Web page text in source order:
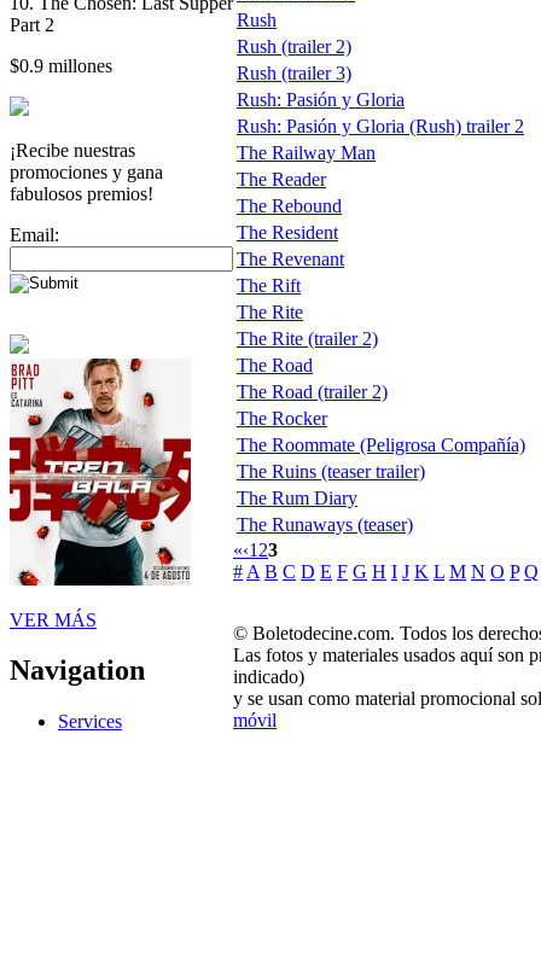
Part 2
$0.9 millones
¡Recibe nuestras
promociones y gana
fabulosos premios!
Email:
VER MÁS
Navigation
Services
Rush
Rush (trailer 2)
Rush (trailer 3)
Rush: Pasión y Gloria
Rush: Pasión y Gloria (Rush) trailer 2
The Railway Man
The Reader
The Rebound
The Resident
The Revenant
The Rift
The Rite
The Rite (trailer 2)
The Road
The Road (trailer 2)
The Rocker
The Roommate (Peligrosa Compañía)
The Ruins (teaser trailer)
The Rum Diary
The Runaways (teaser)
«‹123
#A B C D E F G H I J K L M N O P Q
© Boletodecine.com. Todos los
Las fotos y materiales usados aquí son
indicado)
y se usan como material promocional
móvil